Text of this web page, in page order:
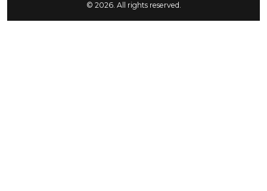
© 2026. All rights reserved.